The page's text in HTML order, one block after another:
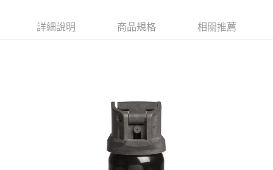
貨到付款-黑貓
詳細說明 商品規格 相關推薦